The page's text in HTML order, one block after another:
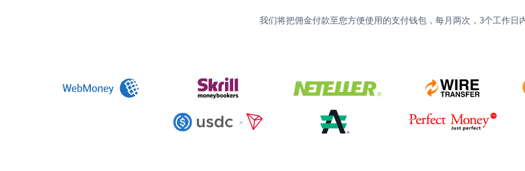
我们将把佣金付款至您方便使用的支付钱包，每月两次，3个工作日